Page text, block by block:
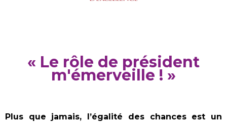
« Le rôle de président
m'émerveille ! »
Plus que jamais, l’égalité des chances est un